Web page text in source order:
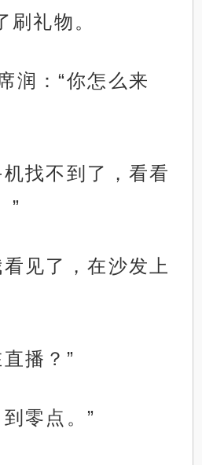
刷礼物。
润：“你怎么来
找不到了，看看
”
见了，在沙发上
播？”
零点。”